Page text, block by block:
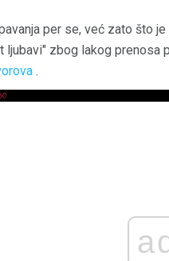
per se, već zato što
zbog lakog prenosa
.